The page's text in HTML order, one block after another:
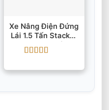
Xe Nâng Điện Đứng
Lái 1.5 Tấn Stacker
ESD152 Nguồn
24V/85Ah
hạng55 sao